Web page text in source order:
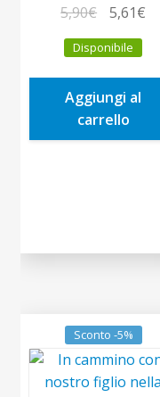
5,90€
prezzo
originale
era:
5,90€.
5,61€
è:
Disponibile
Aggiungi al
carrello
Sconto -5%